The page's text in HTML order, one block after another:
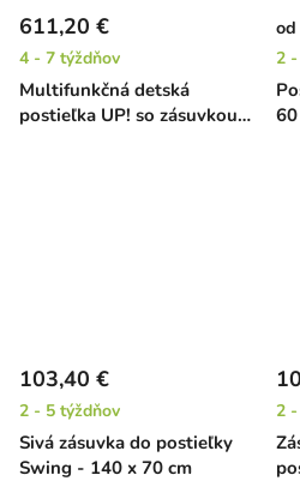
Multifunkčná detská
postieľka UP! so zásuvkou
611,20 €
4 - 7 týždňov
od
2
Sivá zásuvka do postieľky
Swing - 140 x 70 cm
103,40 €
2 - 5 týždňov 2